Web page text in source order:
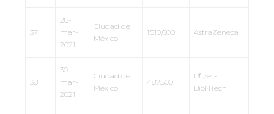
37
28-
mar-
2021
Ciudad de
México
1’510,600 AstraZeneca
38
30-
mar-
2021
Ciudad de
México
487,500
Pfizer-
BioNTech